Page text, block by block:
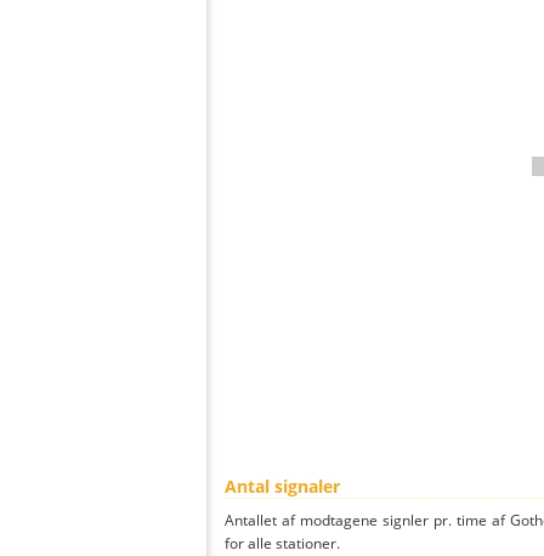
Antal signaler
Antallet af modtagene signler pr. time af
for alle stationer.